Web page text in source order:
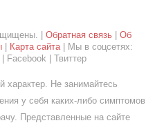
| Обратная связь| Об
| Карта сайта| Мы в соцсетях:
Facebook | Твиттер
характер. Не занимайтесь
у себя каких-либо симптомов
Представленные на сайте